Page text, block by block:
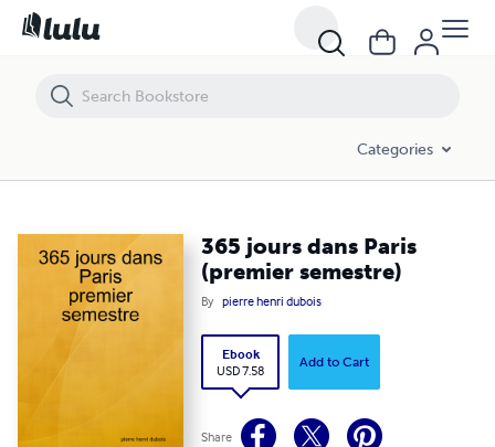
Categories
365 jours dans Paris
(premier semestre)
By pierre henri dubois
Ebook
USD 7.58
Add to Cart
Share
365 jours dans Paris (premier semestre)